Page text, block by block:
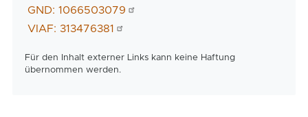
GND: 1066503079
VIAF: 313476381
Für den Inhalt externer Links kann keine Haftung
übernommen werden.